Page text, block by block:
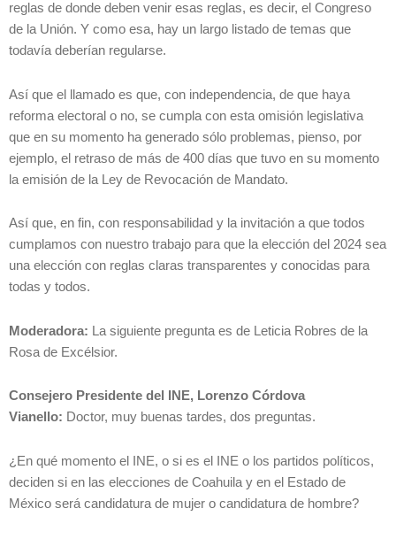
reglas de donde deben venir esas reglas, es decir, el Congreso
de la Unión. Y como esa, hay un largo listado de temas que
todavía deberían regularse.
Así que el llamado es que, con independencia, de que haya
reforma electoral o no, se cumpla con esta omisión legislativa
que en su momento ha generado sólo problemas, pienso, por
ejemplo, el retraso de más de 400 días que tuvo en su momento
la emisión de la Ley de Revocación de Mandato.
Así que, en fin, con responsabilidad y la invitación a que todos
cumplamos con nuestro trabajo para que la elección del 2024 sea
una elección con reglas claras transparentes y conocidas para
todas y todos.
Moderadora:
La siguiente pregunta es de Leticia Robres de la
Rosa de Excélsior.
Consejero Presidente del INE, Lorenzo Córdova
Vianello: Doctor, muy buenas tardes, dos preguntas.
¿En qué momento el INE, o si es el INE o los partidos políticos,
deciden si en las elecciones de Coahuila y en el Estado de
México será candidatura de mujer o candidatura de hombre?